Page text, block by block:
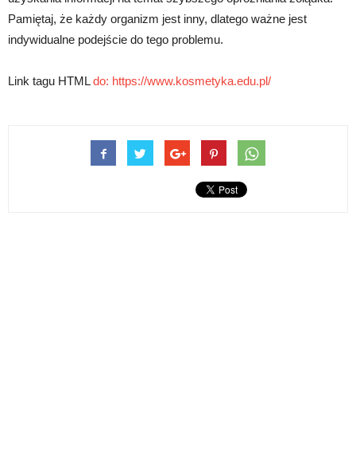
Pamiętaj, że każdy organizm jest inny, dlatego ważne jest
indywidualne podejście do tego problemu.
Link tagu HTMLdo: https://www.kosmetyka.edu.pl/